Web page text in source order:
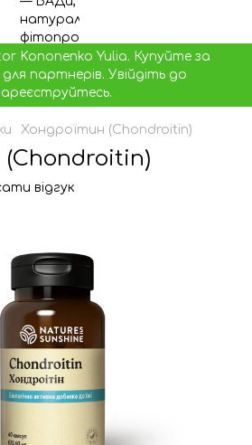
Kononenko Yulia. Купуйте за
партнерів. Увійдіть до
Хондроїтин (Chondroitin)
відгук